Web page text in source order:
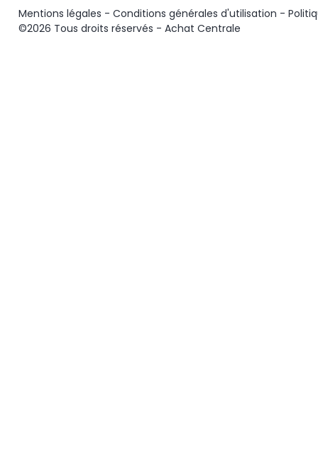
Mentions légales - Conditions générales d'utilisation -
©2026 Tous droits réservés - Achat Centrale